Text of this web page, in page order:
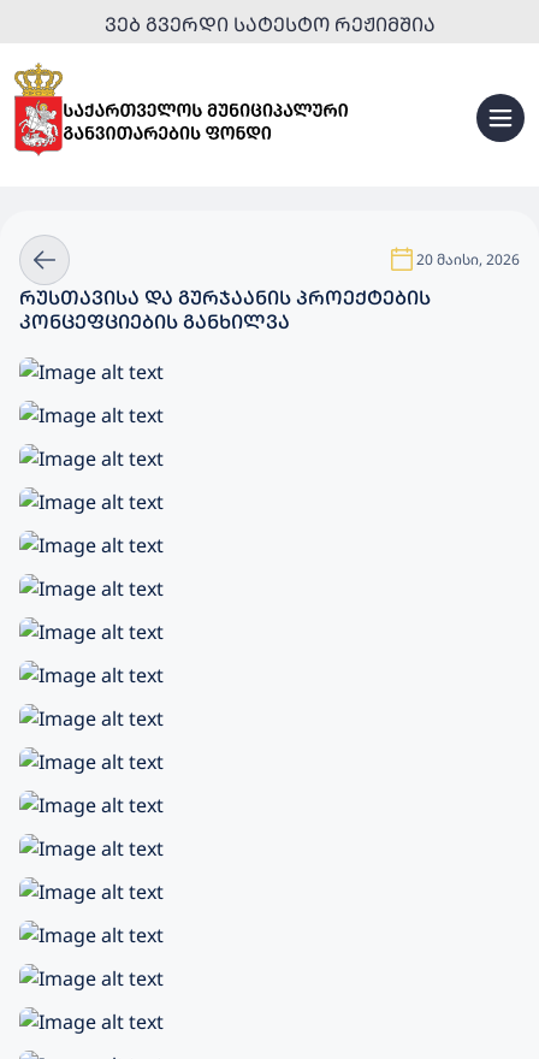
ᲕᲔᲑ ᲒᲕᲔᲠᲓᲘ ᲡᲐᲢᲔᲡᲢᲝ ᲠᲔᲟᲘᲛᲨᲘᲐ
20 მაისი, 2026
ᲠᲣᲡᲗᲐᲕᲘᲡᲐ ᲓᲐ ᲒᲣᲠᲯᲐᲐᲜᲘᲡ ᲞᲠᲝᲔᲥᲢᲔᲑᲘᲡ
ᲙᲝᲜᲪᲔᲤᲪᲘᲔᲑᲘᲡ ᲒᲐᲜᲮᲘᲚᲕᲐ